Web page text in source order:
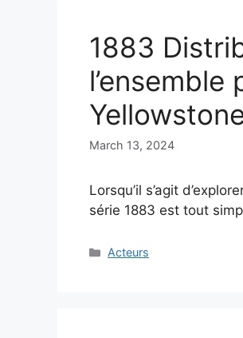
1883
March 13, 2024
Lorsqu’il s’agit
série 1883 est tout
Categories
Acteurs